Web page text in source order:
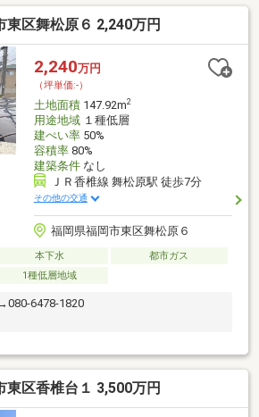
ご提供します♪Q.住宅ローンはどこの銀行
条件をお伺いし、お客様にとって最適な
♪Q.未公開情報を知りたい！A.これから公
報もご紹介します♪お家探しからアフター
、ワンストップでリアルティストアがお
東区舞松原６ 2,240万円
2,240万円
（坪単価:-）
土地面積147.92m2
用途地域１種低層
建ぺい率50%
容積率80%
建築条件なし
ＪＲ香椎線 舞松原駅 徒歩7分
その他の交通
福岡県福岡市東区舞松原６
本下水
都市ガス
1種低層地域
6478-1820
東区香椎台１ 3,500万円